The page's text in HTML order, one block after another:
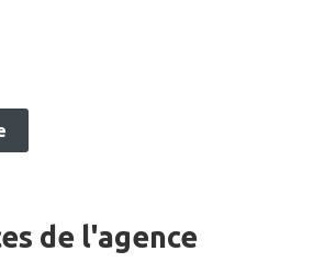
de l'agence